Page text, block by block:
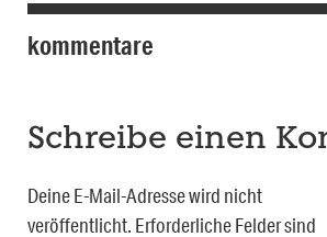
kommentare
Schreibe einen
Deine E-Mail-Adresse wird nicht
veröffentlicht. Erforderliche Felder sind